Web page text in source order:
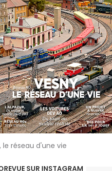
le réseau d'une vie
SUR INSTAGRAM